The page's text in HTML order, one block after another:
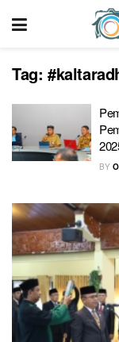
Tag:
BY